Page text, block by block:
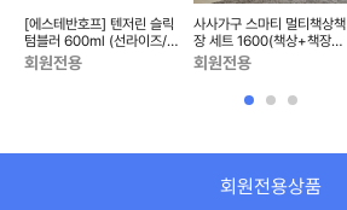
회원전용상품
[에스테반호프] 텐저린 슬릭
텀블러 600ml (선라이즈/선
셋)
회원전용
사사가구 스마티 멀티책상책
장 세트 1600(책상+책장
+서랍통) S30436
회원전용